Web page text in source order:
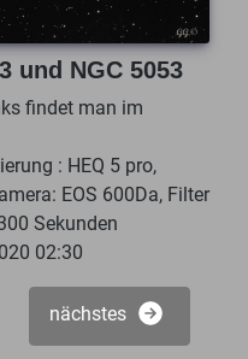
und NGC 5053
findet man im
: HEQ 5 pro,
EOS 600Da, Filter
Sekunden
02:30
nächstes